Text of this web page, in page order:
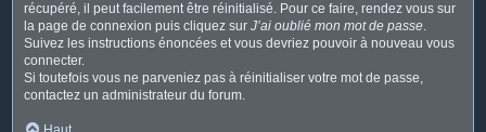
récupéré, il peut facilement être réinitialisé. Pour ce faire, rendez vous sur
la page de connexion puis cliquez sur J’ai oublié mon mot de passe.
Suivez les instructions énoncées et vous devriez pouvoir à nouveau vous
connecter.
Si toutefois vous ne parveniez pas à réinitialiser votre mot de passe,
contactez un administrateur du forum.